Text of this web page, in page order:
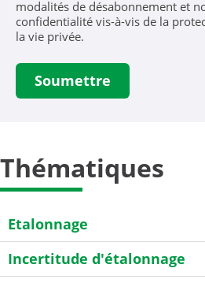
modalités de désabonnement et
confidentialité vis-à-vis de la
la vie privée.
Thématiques
Etalonnage
Incertitude d'étalonnage